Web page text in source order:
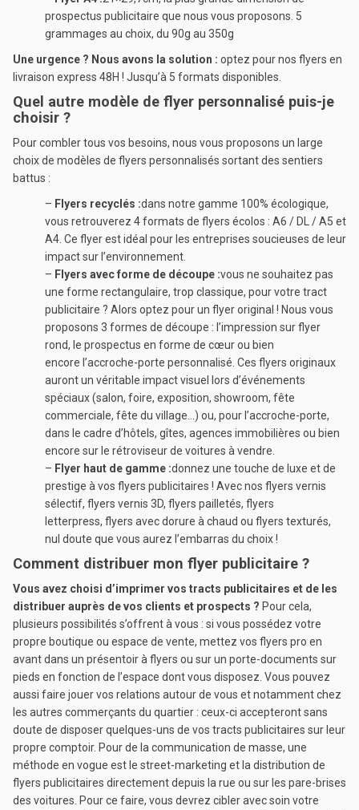
prospectus publicitaire que nous vous proposons. 5
grammages au choix, du 90g au 350g
Une urgence ? Nous avons la solution : optez pour nos flyers en
livraison express 48H ! Jusqu’à 5 formats disponibles.
Quel autre modèle de flyer personnalisé puis-je
choisir ?
Pour combler tous vos besoins, nous vous proposons un large
choix de modèles de flyers personnalisés sortant des sentiers
battus :
– Flyers recyclés :dans notre gamme 100% écologique,
vous retrouverez 4 formats de flyers écolos : A6 / DL / A5 et
A4. Ce flyer est idéal pour les entreprises soucieuses de leur
impact sur l’environnement.
– Flyers avec forme de découpe :vous ne souhaitez pas
une forme rectangulaire, trop classique, pour votre tract
publicitaire ? Alors optez pour un flyer original ! Nous vous
proposons 3 formes de découpe : l’impression sur flyer
rond, le prospectus en forme de cœur ou bien
encore l’accroche-porte personnalisé. Ces flyers originaux
auront un véritable impact visuel lors d’événements
spéciaux (salon, foire, exposition, showroom, fête
commerciale, fête du village…) ou, pour l’accroche-porte,
dans le cadre d’hôtels, gîtes, agences immobilières ou bien
encore sur le rétroviseur de voitures à vendre.
– Flyer haut de gamme :donnez une touche de luxe et de
prestige à vos flyers publicitaires ! Avec nos flyers vernis
sélectif, flyers vernis 3D, flyers pailletés, flyers
letterpress, flyers avec dorure à chaud ou flyers texturés,
nul doute que vous aurez l’embarras du choix !
Comment distribuer mon flyer publicitaire ?
Vous avez choisi d’imprimer vos tracts publicitaires et de les
distribuer auprès de vos clients et prospects ? Pour cela,
plusieurs possibilités s’offrent à vous : si vous possédez votre
propre boutique ou espace de vente, mettez vos flyers pro en
avant dans un présentoir à flyers ou sur un porte-documents sur
pieds en fonction de l’espace dont vous disposez. Vous pouvez
aussi faire jouer vos relations autour de vous et notamment chez
les autres commerçants du quartier : ceux-ci accepteront sans
doute de disposer quelques-uns de vos tracts publicitaires sur leur
propre comptoir. Pour de la communication de masse, une
méthode en vogue est le street-marketing et la distribution de
flyers publicitaires directement depuis la rue ou sur les pare-brises
des voitures. Pour ce faire, vous devrez cibler avec soin votre